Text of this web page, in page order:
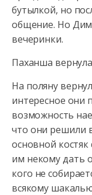
бутылкой, но
общение. Но
вечеринки.
Паханша
На поляну
интересное они
возможность
что они решили
основной
им некому дать
кого не
всякому